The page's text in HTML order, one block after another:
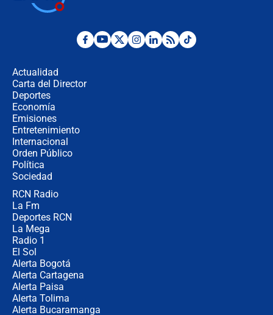
Las seis de las 6 con Juan Lozano |
Actualidad
Carta del Director
Deportes
Economía
Emisiones
Entretenimiento
Internacional
Orden Público
Política
Sociedad
RCN Radio
La Fm
Deportes RCN
La Mega
Radio 1
El Sol
Alerta Bogotá
Alerta Cartagena
Alerta Paisa
Alerta Tolima
Alerta Bucaramanga